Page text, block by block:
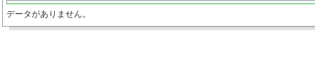
データがありません。